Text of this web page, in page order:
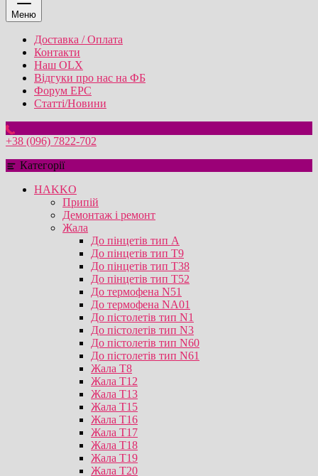
Меню
Доставка / Оплата
Контакти
Наш OLX
Відгуки про нас на ФБ
Форум EPC
Статті/Новини
+38 (096) 7822-702
Категорії
HAKKO
Припій
Демонтаж і ремонт
Жала
До пінцетів тип А
До пінцетів тип T9
До пінцетів тип T38
До пінцетів тип T52
До термофена N51
До термофена NA01
До пістолетів тип N1
До пістолетів тип N3
До пістолетів тип N60
До пістолетів тип N61
Жала T8
Жала T12
Жала T13
Жала T15
Жала T16
Жала T17
Жала T18
Жала T19
Жала T20